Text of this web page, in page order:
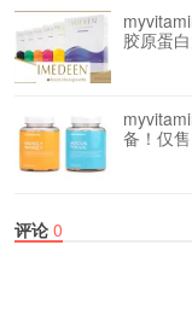
胶原蛋
备！仅
评论 0